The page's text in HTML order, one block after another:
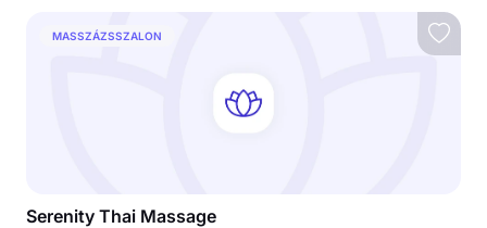
MASSZÁZSSZALON
Serenity Thai Massage